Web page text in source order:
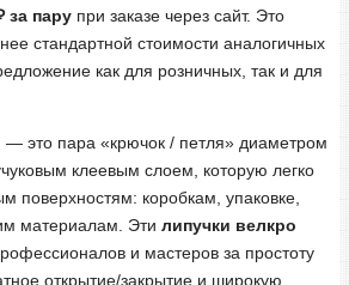
за пару при заказе через сайт. Это
стандартной стоимости аналогичных
как для розничных, так и для
— это пара «крючок / петля» диаметром
клеевым слоем, которую легко
поверхностям: коробкам, упаковке,
материалам. Эти липучки велкро
и мастеров за простоту
открытие/закрытие и широкую